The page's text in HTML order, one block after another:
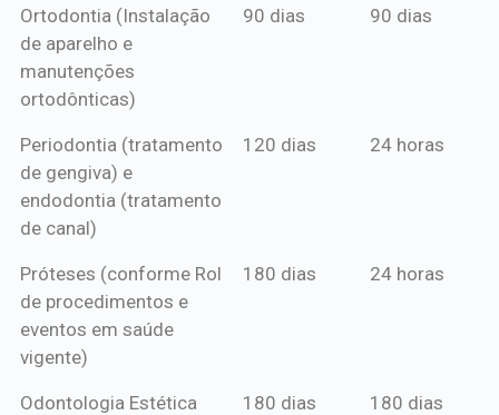
Ortodontia (Instalação
de aparelho e
manutenções
ortodônticas)
90 dias 90 dias
Periodontia (tratamento
de gengiva) e
endodontia (tratamento
de canal)
120 dias 24 horas
Próteses (conforme Rol
de procedimentos e
eventos em saúde
vigente)
180 dias 24 horas
Odontologia Estética
180 dias 180 dias